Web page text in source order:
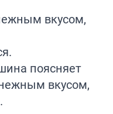
вкусом,
поясняет
вкусом,